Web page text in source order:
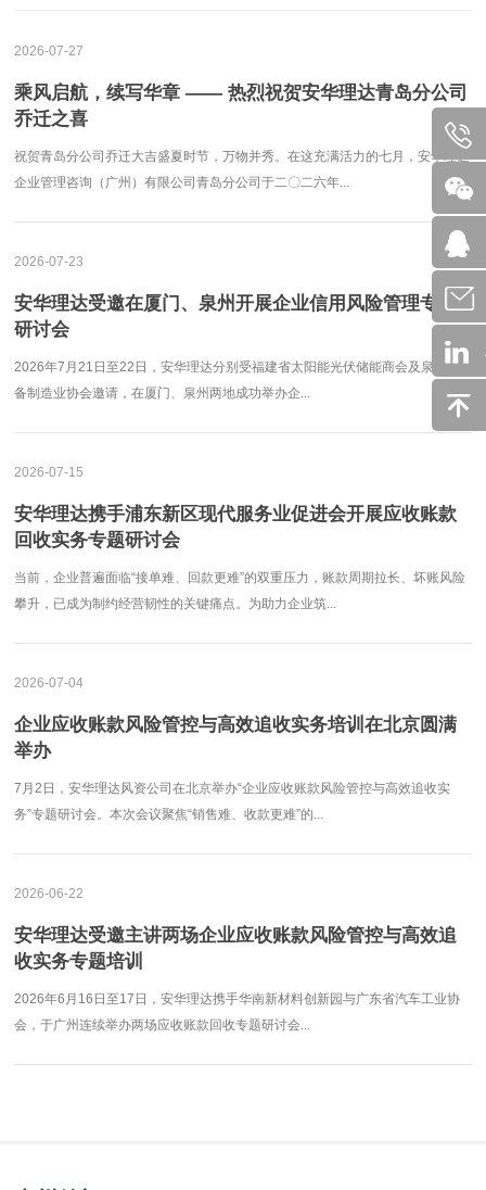
2026-07-27
乘风启航，续写华章 —— 热烈祝贺安华理达青岛分公司
乔迁之喜
祝贺青岛分公司乔迁大吉盛夏时节，万物并秀。在这充满活力的七月，安华理达
企业管理咨询（广州）有限公司青岛分公司于二〇二六年...
2026-07-23
安华理达受邀在厦门、泉州开展企业信用风险管理专题
研讨会
2026年7月21日至22日，安华理达分别受福建省太阳能光伏储能商会及泉州装
备制造业协会邀请，在厦门、泉州两地成功举办企...
2026-07-15
安华理达携手浦东新区现代服务业促进会开展应收账款
回收实务专题研讨会
当前，企业普遍面临“接单难、回款更难”的双重压力，账款周期拉长、坏账风险
攀升，已成为制约经营韧性的关键痛点。为助力企业筑...
2026-07-04
企业应收账款风险管控与高效追收实务培训在北京圆满
举办
7月2日，安华理达风资公司在北京举办“企业应收账款风险管控与高效追收实
务”专题研讨会。本次会议聚焦“销售难、收款更难”的...
2026-06-22
安华理达受邀主讲两场企业应收账款风险管控与高效追
收实务专题培训
2026年6月16日至17日，安华理达携手华南新材料创新园与广东省汽车工业协
会，于广州连续举办两场应收账款回收专题研讨会...